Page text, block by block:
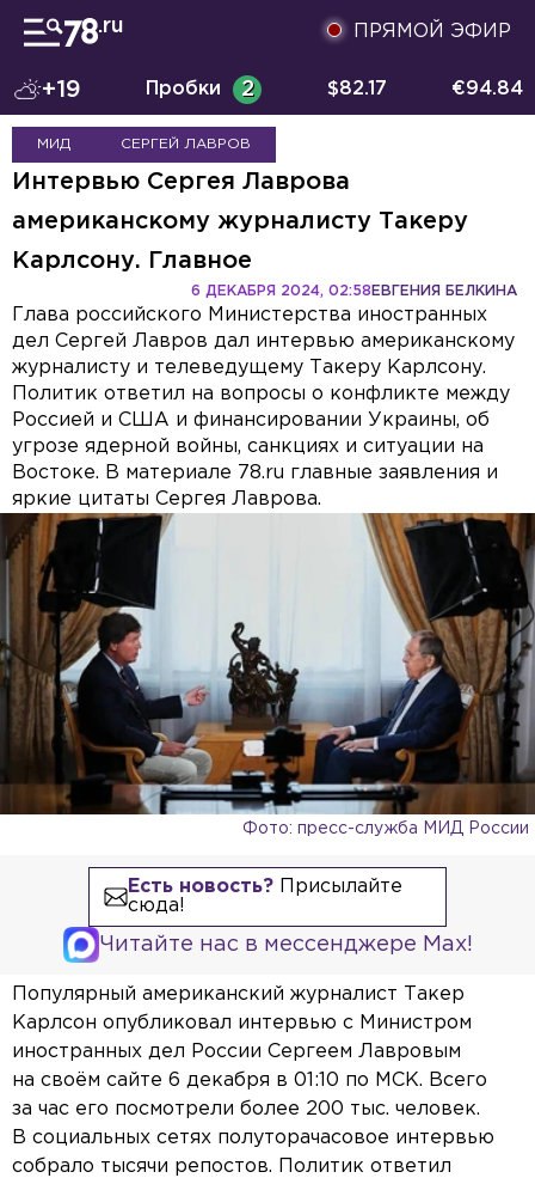
ПРЯМОЙ ЭФИР
+19 Пробки 2 $82.17 €94.84
МИД СЕРГЕЙ ЛАВРОВ
Интервью Сергея Лаврова
американскому журналисту Такеру
Карлсону. Главное
ЕВГЕНИЯ БЕЛКИНА
6 ДЕКАБРЯ 2024, 02:58
Глава российского Министерства иностранных
дел Сергей Лавров дал интервью американскому
журналисту и телеведущему Такеру Карлсону.
Политик ответил на вопросы о конфликте между
Россией и США и финансировании Украины, об
угрозе ядерной войны, санкциях и ситуации на
Востоке. В материале 78.ru главные заявления и
яркие цитаты Сергея Лаврова.
Фото: пресс-служба МИД России
Есть новость?Присылайте
сюда!
Читайте нас в мессенджере Max!
Популярный американский журналист Такер
Карлсон опубликовал интервью с Министром
иностранных дел России Сергеем Лавровым
на своём сайте 6 декабря в 01:10 по МСК. Всего
за час его посмотрели более 200 тыс. человек.
В социальных сетях полуторачасовое интервью
собрало тысячи репостов. Политик ответил